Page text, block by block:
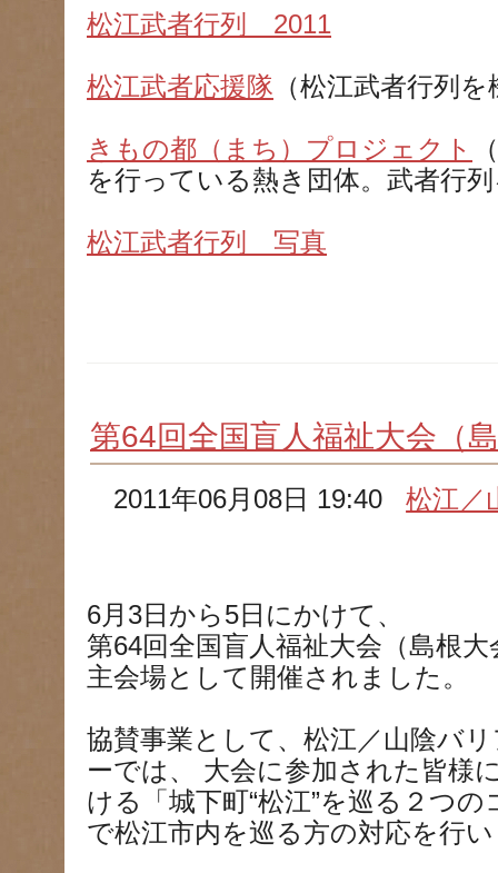
松江武者行列 2011
松江武者応援隊 （松江武者行列
きもの都（まち）プロジェクト
を行っている熱き団体。武者行
松江武者行列 写真
第64回全国盲人福祉大会（
2011年06月08日 19:40松江／
6月3日から5日にかけて、
第64回全国盲人福祉大会（島根
主会場として開催されました。
協賛事業として、松江／山陰バ
ーでは、 大会に参加された皆様
ける「城下町“松江”を巡る２つ
で松江市内を巡る方の対応を行